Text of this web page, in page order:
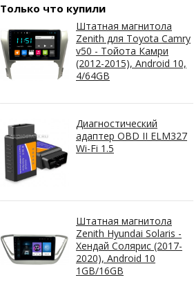
Только что купили
Штатная магнитола
Zenith для Toyota Camry
v50 - Тойота Камри
(2012-2015), Android 10,
4/64GB
Диагностический
адаптер OBD II ELM327
Wi-Fi 1.5
Штатная магнитола
Zenith Hyundai Solaris -
Хендай Солярис (2017-
2020), Android 10
1GB/16GB